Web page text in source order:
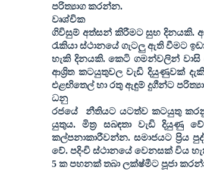
පරිත්‍යාග කරන්න.
වෘශ්චික
ගිවිසුම් අත්සන් කිරීමට සුභ දිනයකි.
රැකියා ස්ථානයේ ගැටලු ඇති වීමට
හැකි දිනයකි. කෙටි ගමන්වලින්
ආශ්‍රිත කටයුතුවල වැඩි දියුණුවක්
එළඟිතෙල් හා රතු ඇඳුම් දුගීන්ට
ධනු
රජයේ
නීතියට යටත්ව කටයුතු
යුතුය. මිත්‍ර සබඳතා වැඩි දියුණු
කල්පනාකාරීවන්න. සමාජයට ප්‍රිය
වේ. පදිංචි ස්ථානයේ වෙනසක් විය
5 ක පහනක් තබා ලක්ෂ්මීට පූජා